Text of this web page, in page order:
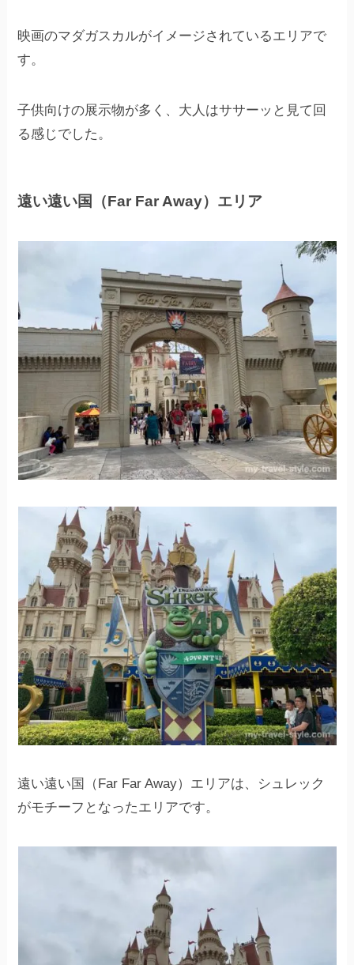
映画のマダガスカルがイメージされているエリアで
す。
子供向けの展示物が多く、大人はササーッと見て回
る感じでした。
遠い遠い国（Far Far Away）エリア
遠い遠い国（Far Far Away）エリアは、シュレック
がモチーフとなったエリアです。